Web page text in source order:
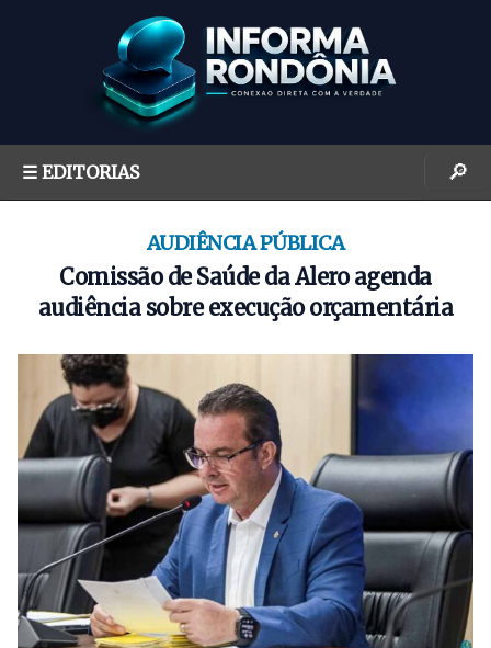
☰ EDITORIAS 🔎
AUDIÊNCIA PÚBLICA
Comissão de Saúde da Alero agenda
audiência sobre execução orçamentária